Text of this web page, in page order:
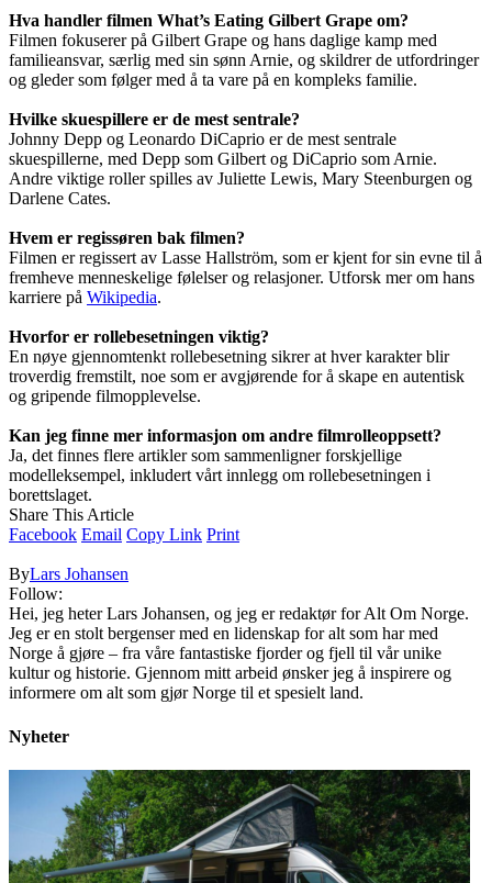
Hva handler filmen What’s Eating Gilbert Grape om?
Filmen fokuserer på Gilbert Grape og hans daglige kamp med
familieansvar, særlig med sin sønn Arnie, og skildrer de utfordringer
og gleder som følger med å ta vare på en kompleks familie.
Hvilke skuespillere er de mest sentrale?
Johnny Depp og Leonardo DiCaprio er de mest sentrale
skuespillerne, med Depp som Gilbert og DiCaprio som Arnie.
Andre viktige roller spilles av Juliette Lewis, Mary Steenburgen og
Darlene Cates.
Hvem er regissøren bak filmen?
Filmen er regissert av Lasse Hallström, som er kjent for sin evne til å
fremheve menneskelige følelser og relasjoner. Utforsk mer om hans
karriere på Wikipedia.
Hvorfor er rollebesetningen viktig?
En nøye gjennomtenkt rollebesetning sikrer at hver karakter blir
troverdig fremstilt, noe som er avgjørende for å skape en autentisk
og gripende filmopplevelse.
Kan jeg finne mer informasjon om andre filmrolleoppsett?
Ja, det finnes flere artikler som sammenligner forskjellige
modelleksempel, inkludert vårt innlegg om rollebesetningen i
borettslaget.
Share This Article
Facebook Email Copy Link Print
ByLars Johansen
Follow:
Hei, jeg heter Lars Johansen, og jeg er redaktør for Alt Om Norge.
Jeg er en stolt bergenser med en lidenskap for alt som har med
Norge å gjøre – fra våre fantastiske fjorder og fjell til vår unike
kultur og historie. Gjennom mitt arbeid ønsker jeg å inspirere og
informere om alt som gjør Norge til et spesielt land.
Nyheter